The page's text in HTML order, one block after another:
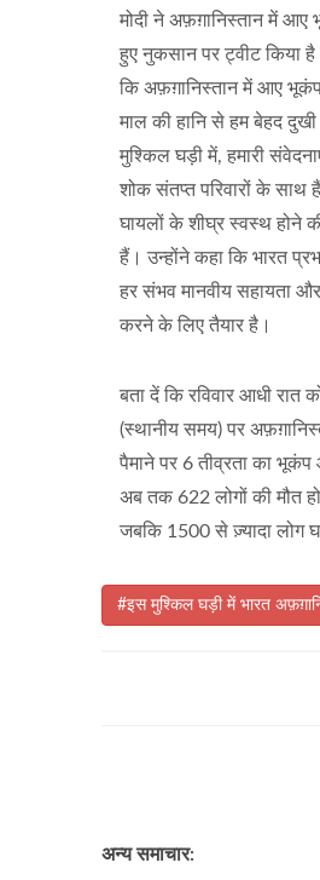
मोदी ने अफ़ग़ानिस्तान में
हुए नुकसान पर ट्वीट किया
कि अफ़ग़ानिस्तान में आए
माल की हानि से हम बेहद
मुश्किल घड़ी में, हमारी
शोक संतप्त परिवारों के साथ
घायलों के शीघ्र स्वस्थ होने
हैं। उन्होंने कहा कि भारत
हर संभव मानवीय सहायता
करने के लिए तैयार है।
बता दें कि रविवार आधी रात
(स्थानीय समय) पर
पैमाने पर 6 तीव्रता का
अब तक 622 लोगों की मौत
जबकि 1500 से ज़्यादा लोग
#इस मुश्किल घड़ी में भारत
अन्य समाचार: